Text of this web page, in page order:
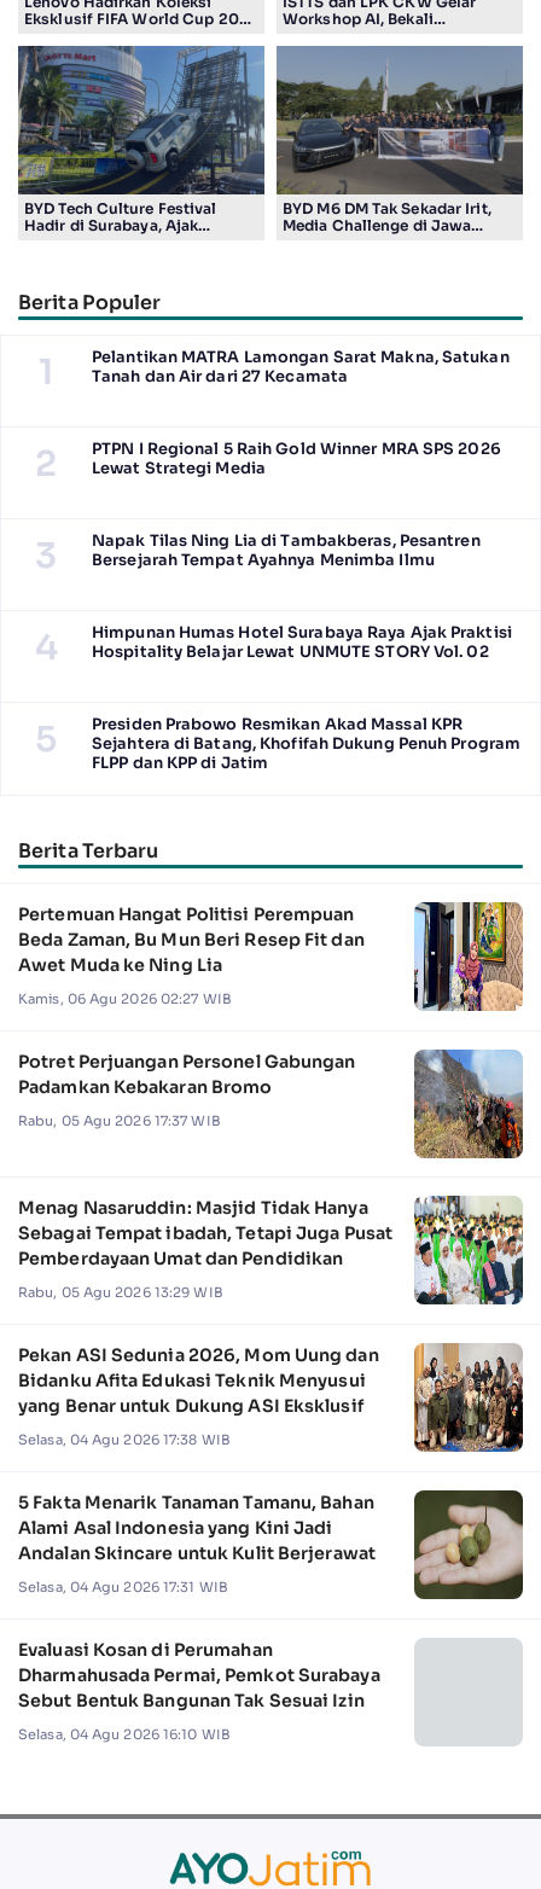
Eksklusif FIFA World Cup 2026
Penggemar Teknologi dan
Sepak Bola
Workshop AI, Bekali
BYD Tech Culture Festival
Hadir di Surabaya, Ajak
BYD M6 DM Tak Sekadar Irit,
Media Challenge di Jawa
Berita Populer
1
Pelantikan MATRA Lamongan Sarat Makna, Satukan
Tanah dan Air dari 27 Kecamata
2
PTPN I Regional 5 Raih Gold Winner MRA SPS 2026
Lewat Strategi Media
3
Napak Tilas Ning Lia di Tambakberas, Pesantren
Bersejarah Tempat Ayahnya Menimba Ilmu
4
Himpunan Humas Hotel Surabaya Raya Ajak Praktisi
Hospitality Belajar Lewat UNMUTE STORY Vol. 02
5
Presiden Prabowo Resmikan Akad Massal KPR
Sejahtera di Batang, Khofifah Dukung Penuh Program
FLPP dan KPP di Jatim
Berita Terbaru
Pertemuan Hangat Politisi Perempuan
Beda Zaman, Bu Mun Beri Resep Fit dan
Awet Muda ke Ning Lia
Kamis, 06 Agu 2026 02:27 WIB
Potret Perjuangan Personel Gabungan
Padamkan Kebakaran Bromo
Rabu, 05 Agu 2026 17:37 WIB
Menag Nasaruddin: Masjid Tidak Hanya
Sebagai Tempat ibadah, Tetapi Juga Pusat
Pemberdayaan Umat dan Pendidikan
Rabu, 05 Agu 2026 13:29 WIB
Pekan ASI Sedunia 2026, Mom Uung dan
Bidanku Afita Edukasi Teknik Menyusui
yang Benar untuk Dukung ASI Eksklusif
Selasa, 04 Agu 2026 17:38 WIB
5 Fakta Menarik Tanaman Tamanu, Bahan
Alami Asal Indonesia yang Kini Jadi
Andalan Skincare untuk Kulit Berjerawat
Selasa, 04 Agu 2026 17:31 WIB
Evaluasi Kosan di Perumahan
Dharmahusada Permai, Pemkot Surabaya
Sebut Bentuk Bangunan Tak Sesuai Izin
Selasa, 04 Agu 2026 16:10 WIB